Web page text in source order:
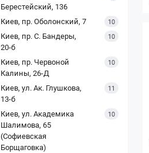
Берестейский, 136
Киев, пр. Оболонский, 7 10
Киев, пр. С. Бандеры,
20-б
10
Киев, пр. Червоной
Калины, 26-Д
10
Киев, ул. Ак. Глушкова,
13-б
11
Киев, ул. Академика
Шалимова, 65
(Софиевская
Борщаговка)
10